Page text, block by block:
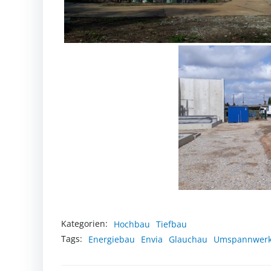
Kategorien: Hochbau Tiefbau
Tags:
Energiebau Envia Glauchau